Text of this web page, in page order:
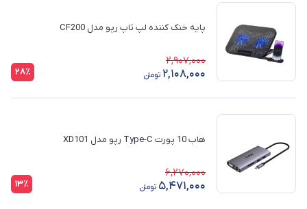
پایه خنک کننده لپ تاپ رپو مدل CF200
2,907,000
2,108,000 تومان 28٪
هاب 10 پورت Type-C رپو مدل XD101
6,270,000
5,471,000 تومان 13٪